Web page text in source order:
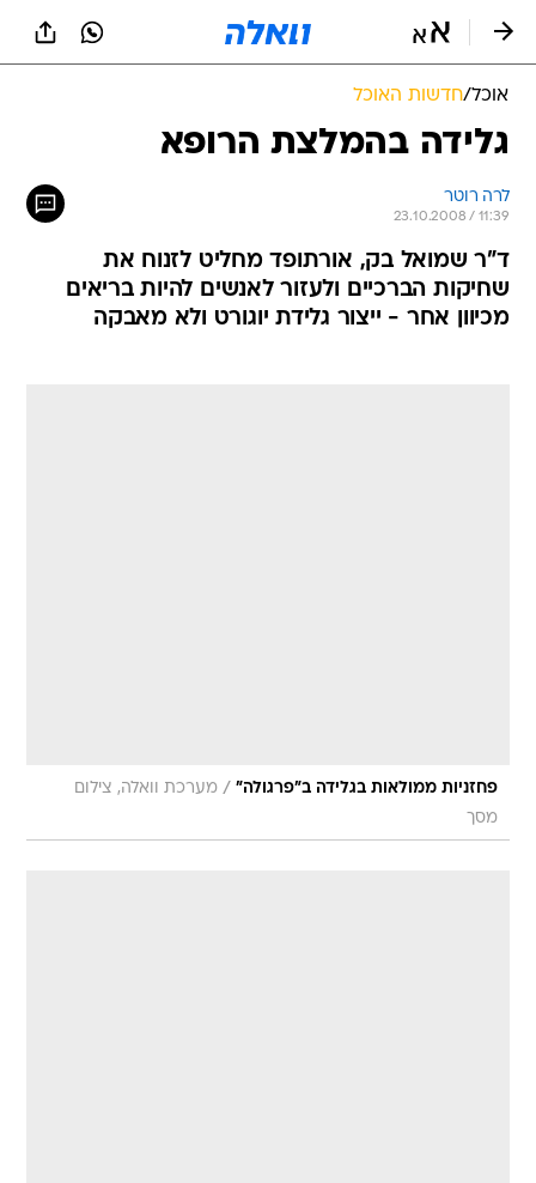
אוכל/חדשות האוכל
גלידה בהמלצת הרופא
לרה רוטר
23.10.2008 / 11:39
ד"ר שמואל בק, אורתופד מחליט לזנוח את
שחיקות הברכיים ולעזור לאנשים להיות בריאים
מכיוון אחר - ייצור גלידת יוגורט ולא מאבקה
פחזניות ממולאות בגלידה ב"פרגולה" / מערכת וואלה, צילום
מסך